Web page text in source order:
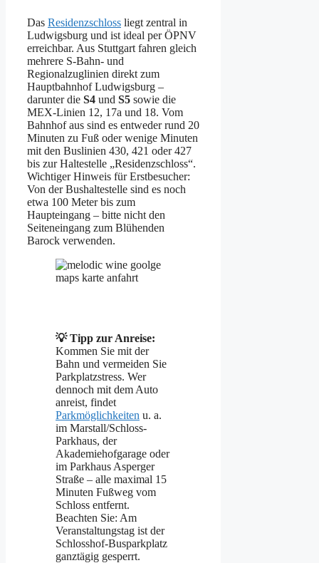
Das Residenzschloss liegt zentral in
Ludwigsburg und ist ideal per ÖPNV
erreichbar. Aus Stuttgart fahren gleich
mehrere S-Bahn- und
Regionalzuglinien direkt zum
Hauptbahnhof Ludwigsburg –
darunter die S4 und S5 sowie die
MEX-Linien 12, 17a und 18. Vom
Bahnhof aus sind es entweder rund 20
Minuten zu Fuß oder wenige Minuten
mit den Buslinien 430, 421 oder 427
bis zur Haltestelle „Residenzschloss“.
Wichtiger Hinweis für Erstbesucher:
Von der Bushaltestelle sind es noch
etwa 100 Meter bis zum
Haupteingang – bitte nicht den
Seiteneingang zum Blühenden
Barock verwenden.
💡 Tipp zur Anreise:
Kommen Sie mit der
Bahn und vermeiden Sie
Parkplatzstress. Wer
dennoch mit dem Auto
anreist, findet
Parkmöglichkeiten u. a.
im Marstall/Schloss-
Parkhaus, der
Akademiehofgarage oder
im Parkhaus Asperger
Straße – alle maximal 15
Minuten Fußweg vom
Schloss entfernt.
Beachten Sie: Am
Veranstaltungstag ist der
Schlosshof-Busparkplatz
ganztägig gesperrt.